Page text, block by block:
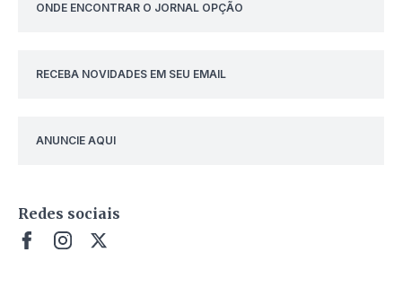
ONDE ENCONTRAR O JORNAL OPÇÃO
RECEBA NOVIDADES EM SEU EMAIL
ANUNCIE AQUI
Redes sociais